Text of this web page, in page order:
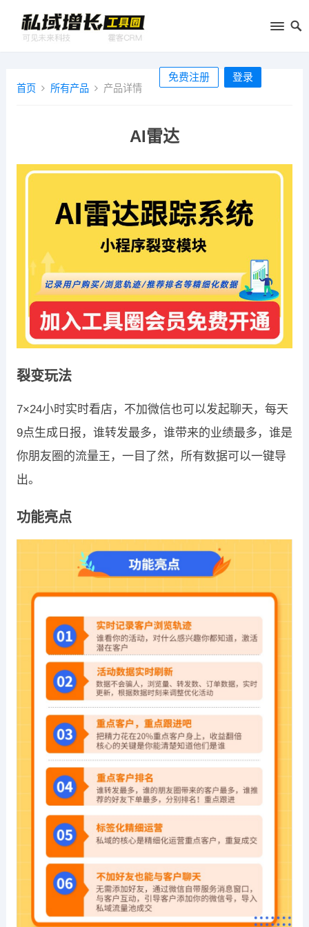
免费注册 登录
首页 所有产品 产品详情
AI雷达
裂变玩法
7×24小时实时看店，不加微信也可以发起聊天，每天
9点生成日报，谁转发最多，谁带来的业绩最多，谁是
你朋友圈的流量王，一目了然，所有数据可以一键导
出。
功能亮点